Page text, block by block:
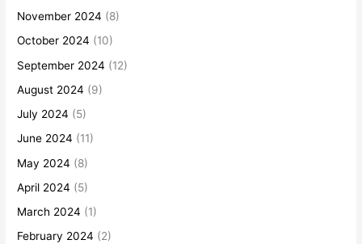
November 2024 (8)
October 2024 (10)
September 2024 (12)
August 2024 (9)
July 2024 (5)
June 2024 (11)
May 2024 (8)
April 2024 (5)
March 2024 (1)
February 2024 (2)